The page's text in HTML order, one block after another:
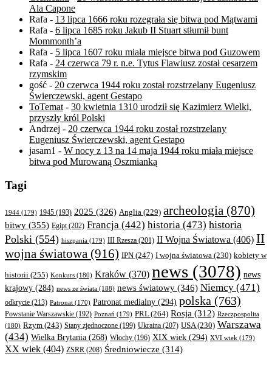
Ala Capone
Rafa - 13 lipca 1666 roku rozegrała się bitwa pod Mątwami
Rafa - 6 lipca 1685 roku Jakub II Stuart stłumił bunt
Mommonth’a
Rafa - 5 lipca 1607 roku miała miejsce bitwa pod Guzowem
Rafa - 24 czerwca 79 r. n.e. Tytus Flawiusz został cesarzem
rzymskim
gość - 20 czerwca 1944 roku został rozstrzelany Eugeniusz
Świerczewski, agent Gestapo
ToTemat - 30 kwietnia 1310 urodził się Kazimierz Wielki,
przyszły król Polski
Andrzej - 20 czerwca 1944 roku został rozstrzelany
Eugeniusz Świerczewski, agent Gestapo
jasam1 - W nocy z 13 na 14 maja 1944 roku miała miejsce
bitwa pod Murowaną Oszmianką
Tagi
1944 (179) 1945 (193) 2025 (326) Anglia (229) archeologia (870)
bitwy (355) Egipt(202) Francja (442) historia (473) historia
Polski (554) hiszpania (179) III Rzesza (201) II Wojna Światowa (406) II
wojna światowa (916) IPN (247) I wojna światowa (230) kobiety w
historii (255) Konkurs (180) Kraków (370) news (3078) news
krajowy (284) news ze świata (188) news światowy (346) Niemcy (471)
odkrycie (213) Patronat (170) Patronat medialny (294) polska (763)
Powstanie Warszawskie (192) Poznań (179) PRL(264) Rosja (312) Rzeczpospolita
(180) Rzym (243) Stany zjednoczone (199) Ukraina (207) USA(230) Warszawa
(434) Wielka Brytania (268) Włochy (196) XIX wiek (294) XVI wiek (179)
XX wiek (404) ZSRR (208) Średniowiecze (314)